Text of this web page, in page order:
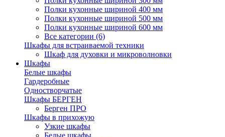
Полки кухонные шириной 400 мм
Полки кухонные шириной 500 мм
Полки кухонные шириной 600 мм
Все категории (6)
Шкафы для встраиваемой техники
Шкаф для духовки и микроволновки
Шкафы
Белые шкафы
Гардеробные
Одностворчатые
Шкафы БЕРГЕН
Берген ПРО
Шкафы в прихожую
Узкие шкафы
Белые шкафы